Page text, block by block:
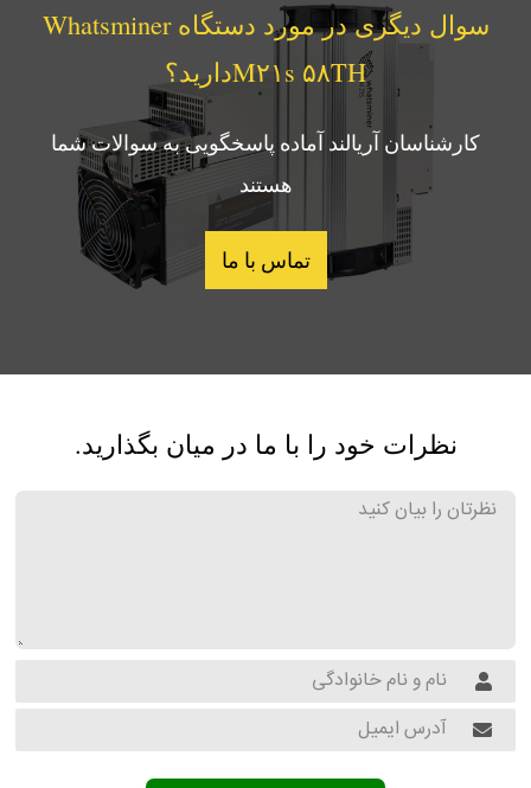
سوال دیگری در مورد دستگاه Whatsminer
M۲۱s ۵۸THدارید؟
کارشناسان آریالند آماده پاسخگویی به سوالات شما
هستند
تماس با ما
نظرات خود را با ما در میان بگذارید.